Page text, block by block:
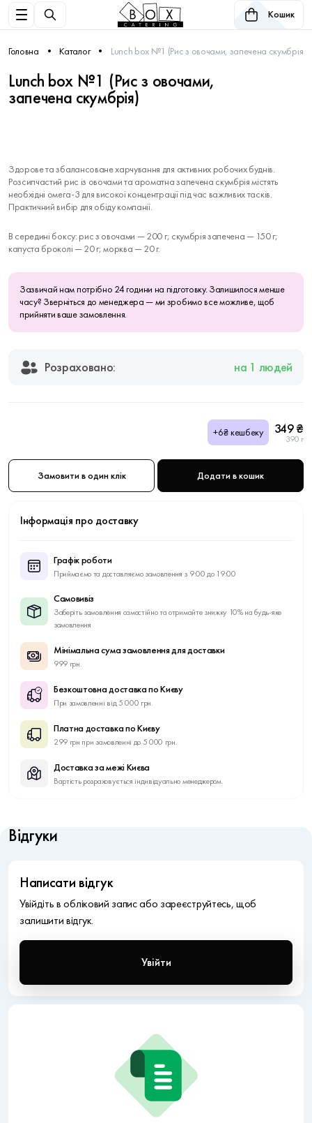
Кошик
Головна Каталог Lunch box №1 (Рис з овочами, запечена скумбрія)
Lunch box №1 (Рис з овочами,
запечена скумбрія)
Здорове та збалансоване харчування для активних робочих буднів.
Розсипчастий рис із овочами та ароматна запечена скумбрія містять
необхідні омега-3 для високої концентрації під час важливих тасків.
Практичний вибір для обіду компанії.
В середині боксу: рис з овочами — 200 г; скумбрія запечена — 150 г;
капуста броколі — 20 г; морква — 20 г.
Зазвичай нам потрібно 24 години на підготовку. Залишилося менше
часу? Зверніться до менеджера — ми зробимо все можливе, щоб
прийняти ваше замовлення.
Розраховано: на 1 людей
+6₴ кешбеку 349 ₴
390 г
Замовити в один клік Додати в кошик
Інформація про доставку
Графік роботи
Приймаємо та доставляємо замовлення з 9:00 до 19:00
Самовивіз
Заберіть замовлення самостійно та отримайте знижку 10% на будь-яке
замовлення
Мінімальна сума замовлення для доставки
999 грн.
Безкоштовна доставка по Києву
При замовленні від 5 000 грн.
Платна доставка по Києву
299 грн при замовленні до 5 000 грн.
Доставка за межі Києва
Вартість розраховується індивідуально менеджером.
Відгуки
Написати відгук
Увійдіть в обліковий запис або зареєструйтесь, щоб
залишити відгук.
Увійти